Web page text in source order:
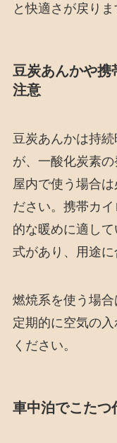
と快適さが戻りま
豆炭あんかや携
注意
豆炭あんかは持
が、一酸化炭素の
屋内で使う場合
ださい。携帯カ
的な暖めに適し
式があり、用途に
燃焼系を使う場合
定期的に空気の
ください。
車中泊でこたつ